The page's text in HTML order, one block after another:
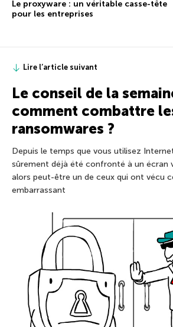
Le proxyware : un véritable casse-tête
pour les entreprises
Lire l’article suivant
Le conseil de la
comment combattre
ransomwares ?
Depuis le temps que vous utilisez
sûrement déjà été confronté à un écran
alors peut-être un de ceux qui ont vécu
embarrassant